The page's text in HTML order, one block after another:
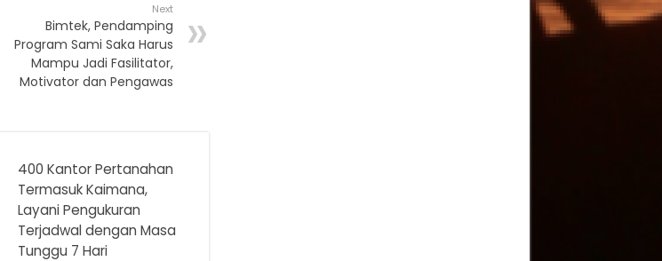
Next
Bimtek, Pendamping
Program Sami Saka Harus
Mampu Jadi Fasilitator,
Motivator dan Pengawas
400 Kantor Pertanahan
Termasuk Kaimana,
Layani Pengukuran
Terjadwal dengan Masa
Tunggu 7 Hari